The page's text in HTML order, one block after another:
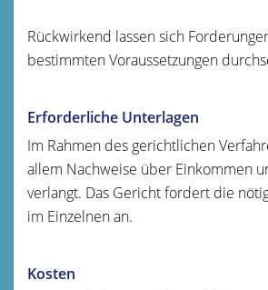
Rückwirkend lassen sich
bestimmten Voraussetzungen
Erforderliche Unterlagen
Im Rahmen des gerichtlichen
allem Nachweise über Einkommen
verlangt. Das Gericht fordert die
im Einzelnen an.
Kosten